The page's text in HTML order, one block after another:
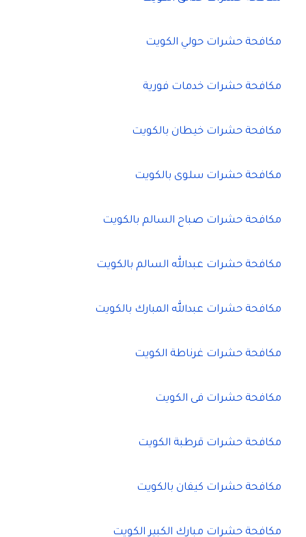
مكافحة حشرات حولي الكويت
مكافحة حشرات خدمات فورية
مكافحة حشرات خيطان بالكويت
مكافحة حشرات سلوى بالكويت
مكافحة حشرات صباح السالم بالكويت
مكافحة حشرات عبدالله السالم بالكويت
مكافحة حشرات عبدالله المبارك بالكويت
مكافحة حشرات غرناطة الكويت
مكافحة حشرات فى الكويت
مكافحة حشرات قرطبة الكويت
مكافحة حشرات كيفان بالكويت
مكافحة حشرات مبارك الكبير الكويت